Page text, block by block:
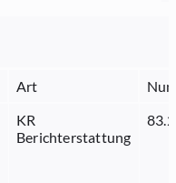
Art
KR
Berichterstattung